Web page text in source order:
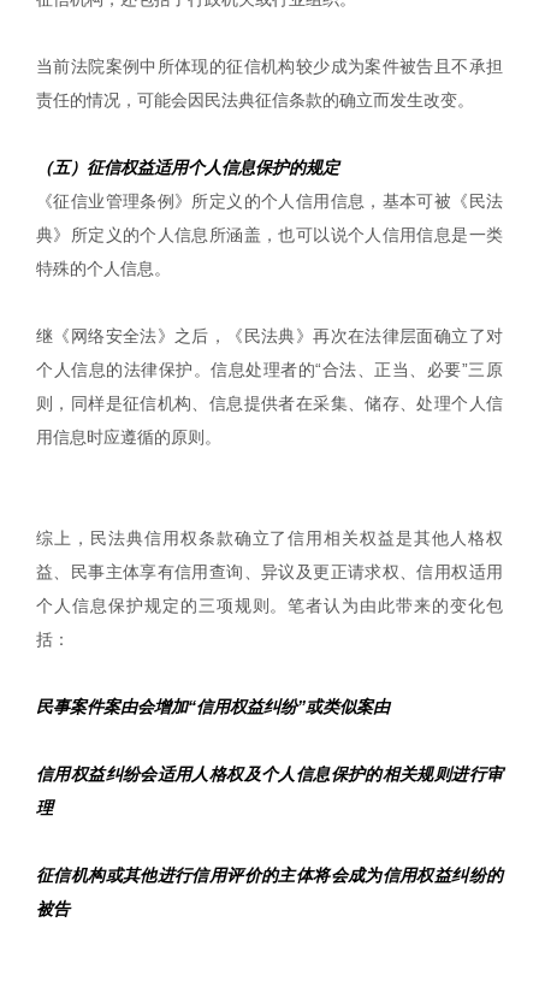
当前法院案例中所体现的征信机构较少成为案件被告且不承担
责任的情况，可能会因民法典征信条款的确立而发生改变。
（五）征信权益适用个人信息保护的规定
《征信业管理条例》所定义的个人信用信息，基本可被《民法
典》所定义的个人信息所涵盖，也可以说个人信用信息是一类
特殊的个人信息。
继《网络安全法》之后，《民法典》再次在法律层面确立了对
个人信息的法律保护。信息处理者的“合法、正当、必要”三原
则，同样是征信机构、信息提供者在采集、储存、处理个人信
用信息时应遵循的原则。
综上，民法典信用权条款确立了信用相关权益是其他人格权
益、民事主体享有信用查询、异议及更正请求权、信用权适用
个人信息保护规定的三项规则。笔者认为由此带来的变化包
括：
民事案件案由会增加“信用权益纠纷”或类似案由
信用权益纠纷会适用人格权及个人信息保护的相关规则进行审
理
征信机构或其他进行信用评价的主体将会成为信用权益纠纷的
被告